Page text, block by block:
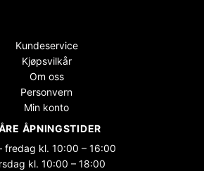
Kundeservice
Kjøpsvilkår
Om oss
Personvern
Min konto
ÅPNINGSTIDER
fredag kl. 10:00 – 16:00
kl. 10:00 – 18:00